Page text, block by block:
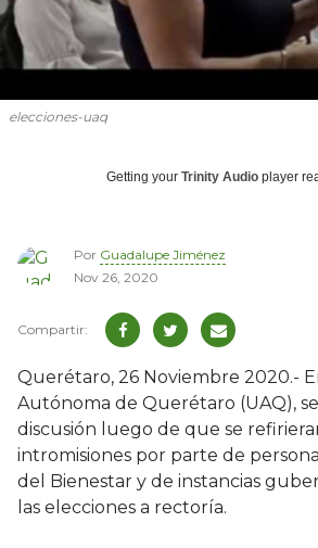
elecciones-uaq
Getting your Trinity Audio player
Por Guadalupe Jiménez
Nov 26, 2020
Querétaro, 26 Noviembre 2020.-
Autónoma de Querétaro (UAQ),
discusión luego de que se
intromisiones por parte de
del Bienestar y de instancias
las elecciones a rectoría.